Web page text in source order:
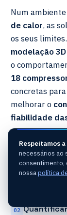
Num
de calor, as
os seus
modelação
o
18
concretas
melhorar o
fiabilidade
objetivos :
01 Modelaro
18
02 Quantificar
Respeitamos
necessários ao
consentimento,
nossapolítica